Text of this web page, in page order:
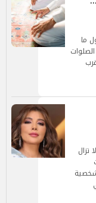
ما
تزال